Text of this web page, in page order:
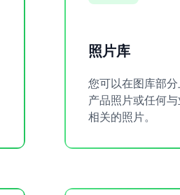
照片库
您可以在图库部
产品照片或任何
相关的照片。